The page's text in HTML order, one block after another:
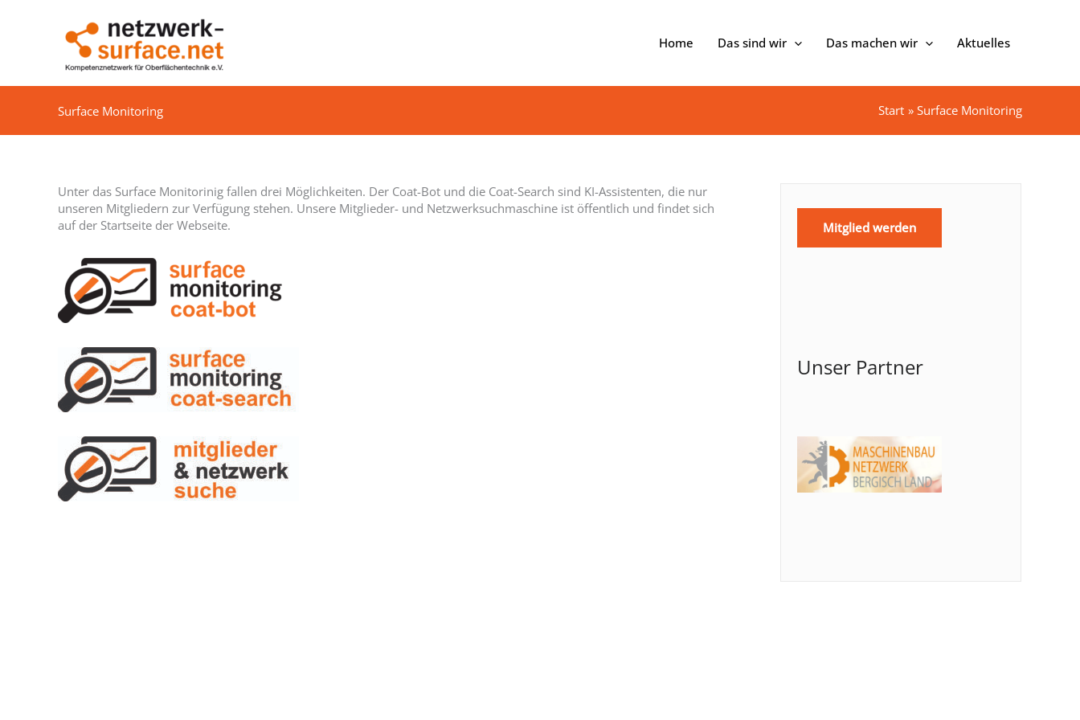
Home Das sind wir Das machen wir Aktuelles
Surface Monitoring Start Surface Monitoring
Unter das Surface Monitorinig fallen drei Möglichkeiten. Der Coat-Bot und die Coat-Search sind KI-Assistenten, die nur
unseren Mitgliedern zur Verfügung stehen. Unsere Mitglieder- und Netzwerksuchmaschine ist öffentlich und findet sich
auf der Startseite der Webseite.
Mitglied werden
Unser Partner